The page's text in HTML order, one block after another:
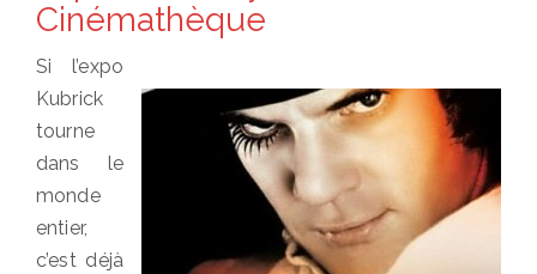
Cinémathèque
Si l’expo
Kubrick
tourne
dans le
monde
entier,
c’est déjà